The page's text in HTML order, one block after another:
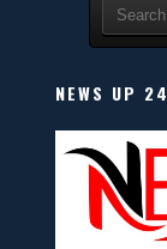
NEWS UP